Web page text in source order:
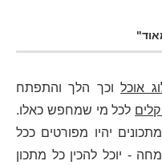
אוכלוכך הלך והתפתח
לכל מי שמחפש כאלו.
יהיו מפורטים ככל
- יוכל להכין כל מתכון